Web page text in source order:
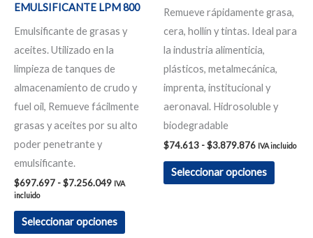
EMULSIFICANTE LPM 800
Emulsificante de grasas y
aceites. Utilizado en la
limpieza de tanques de
almacenamiento de crudo y
fuel oil, Remueve fácilmente
grasas y aceites por su alto
poder penetrante y
emulsificante.
$697.697 -$7.256.049 IVA
incluido
Seleccionar opciones
en
la
producto
Remueve rápidamente grasa,
cera, hollín y tintas. Ideal para
la industria alimenticia,
plásticos, metalmecánica,
imprenta, institucional y
aeronaval. Hidrosoluble y
biodegradable
$74.613 -$3.879.876 IVA incluido
Seleccionar opciones
en
la
de